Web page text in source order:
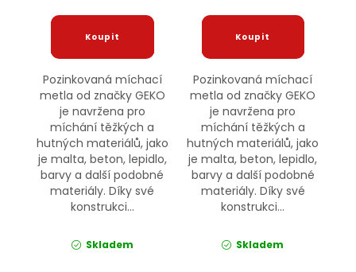
Pozinkovaná míchací
metla od značky GEKO
je navržena pro
míchání těžkých a
hutných materiálů, jako
je malta, beton, lepidlo,
barvy a další podobné
materiály. Díky své
konstrukci...
Skladem
Pozinkovaná míchací
metla od značky GEKO
je navržena pro
míchání těžkých a
hutných materiálů, jako
je malta, beton, lepidlo,
barvy a další podobné
materiály. Díky své
konstrukci...
Skladem